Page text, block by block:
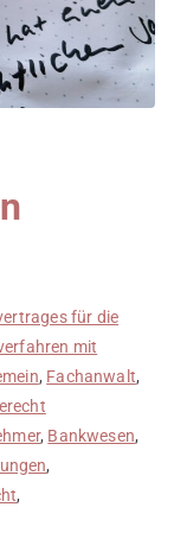
für die
mit
, Fachanwalt,
, Bankwesen,
,
,